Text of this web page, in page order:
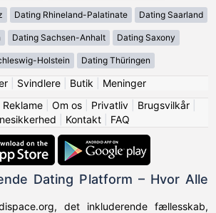
Dating Rhineland-Palatinate Dating Saarland
Dating Sachsen-Anhalt Dating Saxony
Holstein Dating Thüringen
| Svindlere| Butik
Meninger
Reklame| Om os| Privatliv| Brugsvilkår|
Kontakt| FAQ
Dating Platform – Hvor Alle
det inkluderende fællesskab,